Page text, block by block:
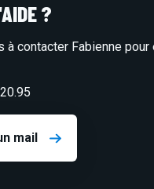
?
à contacter Fabienne pour
mail